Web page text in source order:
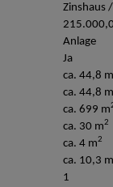
Zinshaus
Anlage
Ja
ca. 44,8
ca. 44,8
ca. 699 m
ca. 30 m2
ca. 4 m2
ca. 10,3
1